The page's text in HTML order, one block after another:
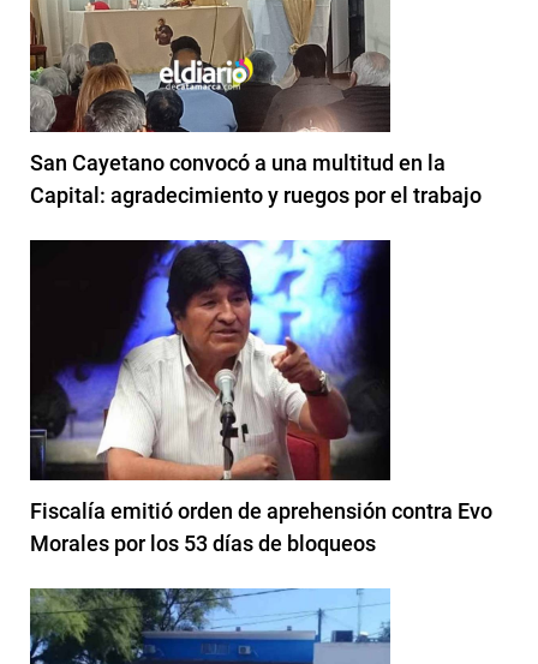
San Cayetano convocó a una multitud en la
Capital: agradecimiento y ruegos por el trabajo
Fiscalía emitió orden de aprehensión contra Evo
Morales por los 53 días de bloqueos